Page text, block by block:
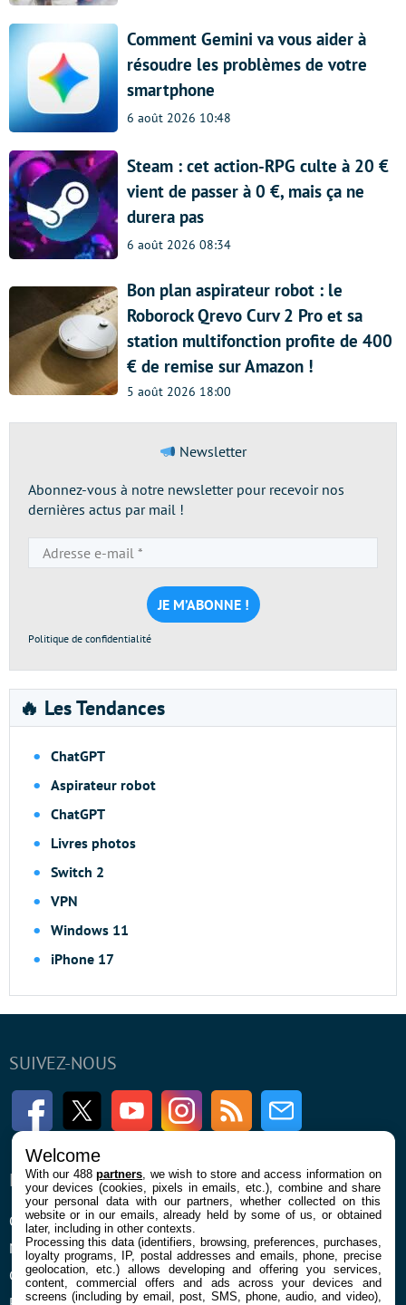
Comment Gemini va vous aider à
résoudre les problèmes de votre
smartphone
6 août 2026 10:48
Steam : cet action-RPG culte à 20 €
vient de passer à 0 €, mais ça ne
durera pas
6 août 2026 08:34
Bon plan aspirateur robot : le
Roborock Qrevo Curv 2 Pro et sa
station multifonction profite de 400
€ de remise sur Amazon !
5 août 2026 18:00
Newsletter
Abonnez-vous à notre newsletter pour recevoir nos
dernières actus par mail !
e-
mail
*
Politique de confidentialité
🔥 Les Tendances
ChatGPT
Aspirateur robot
ChatGPT
Livres photos
Switch 2
VPN
Windows 11
iPhone 17
SUIVEZ-NOUS
FacebookTwitter Youtube InstagramRSS Newsletter
ENTREPRISE
Qui sommes nous
Mentions légales et CGU
Confidentialité et Cookies
À PROPOS
La rédaction
Contact
Welcome
With our 488partners , we wish to store and access information on
your devices (cookies, pixels in emails, etc.), combine and share
your personal data with our partners, whether collected on this
website or in our emails, already held by some of us, or obtained
later, including in other contexts.
Processing this data (identifiers, browsing, preferences, purchases,
loyalty programs, IP, postal addresses and emails, phone, precise
geolocation, etc.) allows developing and offering you services,
content, commercial offers and ads across your devices and
screens (including by email, post, SMS, phone, audio, and video),